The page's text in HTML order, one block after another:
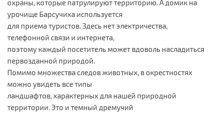
охраны, которые патрулируют территорию. А домик на
урочище Барсучиха используется
для приема туристов. Здесь нет электричества,
телефонной связи и интернета,
поэтому каждый посетитель может вдоволь насладиться
первозданной природой.
Помимо множества следов животных, в окрестностях
можно увидеть все типы
ландшафтов, характерных для нашей природной
территории. Это и темный дремучий